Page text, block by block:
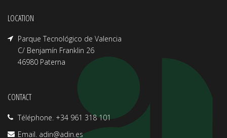
LOCATION
Parque Tecnológico de Valencia
C/ Benjamín Franklin 26
46980 Paterna
CONTACT
Téléphone. +34 961 318 101
Email. adin@adin.es